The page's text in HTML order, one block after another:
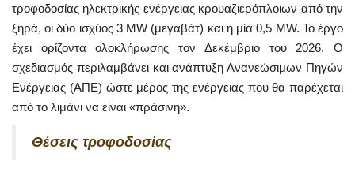
τροφοδοσίας ηλεκτρικής ενέργειας κρουαζιερόπλοιων από την
ξηρά, οι δύο ισχύος 3 MW (μεγαβάτ) και η μία 0,5 MW. Το έργο
έχει ορίζοντα ολοκλήρωσης τον Δεκέμβριο του 2026. Ο
σχεδιασμός περιλαμβάνει και ανάπτυξη Ανανεώσιμων Πηγών
Ενέργειας (ΑΠΕ) ώστε μέρος της ενέργειας που θα παρέχεται
από το λιμάνι να είναι «πράσινη».
Θέσεις τροφοδοσίας